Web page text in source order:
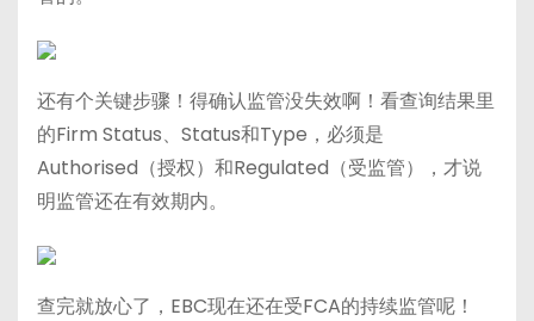
还有个关键步骤！得确认监管没失效啊！看查询结果里
的Firm Status、Status和Type，必须是
Authorised（授权）和Regulated（受监管），才说
明监管还在有效期内。
查完就放心了，EBC现在还在受FCA的持续监管呢！